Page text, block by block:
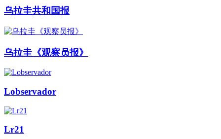
乌拉圭共和国报
乌拉圭《观察员报》
Lobservador
Lr21